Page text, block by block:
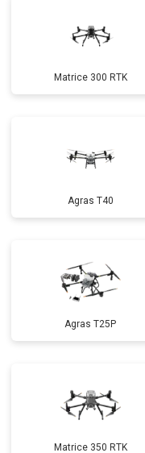
Matrice 300 RTK
Agras T40
Agras T25P
Matrice 350 RTK